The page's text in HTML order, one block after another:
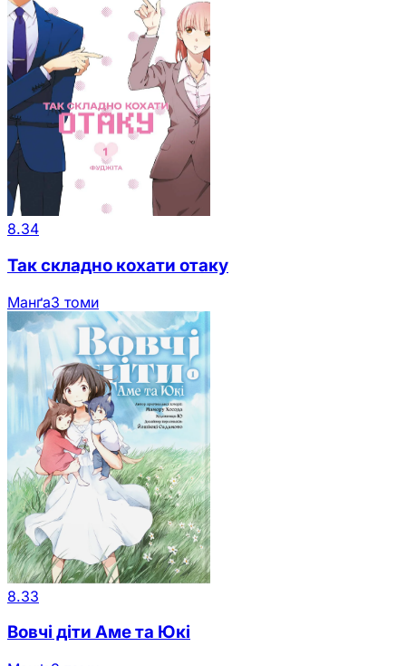
8.34
Так складно кохати отаку
Манґа3 томи
8.33
Вовчі діти Аме та Юкі